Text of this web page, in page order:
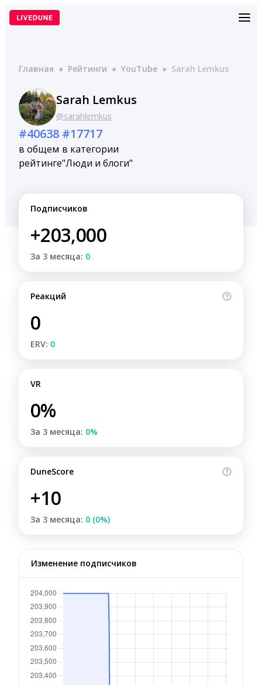
Перейти
Главная ● Рейтинги ● YouTube ● Sarah Lemkus
Sarah Lemkus
@sarahlemkus
#40638
в общем
рейтинге
#17717
в категории
"Люди и блоги"
Подписчиков
+203,000
За 3 месяца: 0
Реакций
0
ERV: 0
VR
0%
За 3 месяца: 0%
DuneScore
+10
За 3 месяца: 0 (0%)
Изменение подписчиков